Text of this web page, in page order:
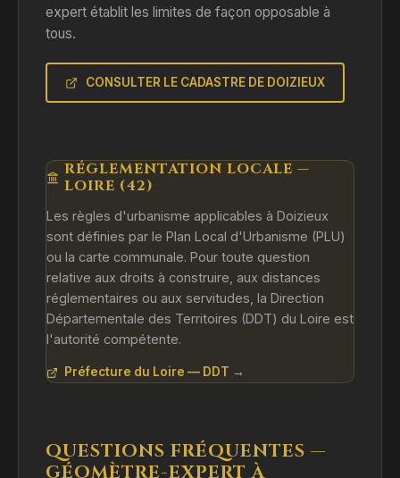
expert établit les limites de façon opposable à
tous.
CONSULTER LE CADASTRE DE DOIZIEUX
RÉGLEMENTATION LOCALE —
LOIRE (42)
Les règles d'urbanisme applicables à Doizieux
sont définies par le Plan Local d'Urbanisme (PLU)
ou la carte communale. Pour toute question
relative aux droits à construire, aux distances
réglementaires ou aux servitudes, la Direction
Départementale des Territoires (DDT) du Loire est
l'autorité compétente.
Préfecture du Loire — DDT →
QUESTIONS FRÉQUENTES —
GÉOMÈTRE-EXPERT À